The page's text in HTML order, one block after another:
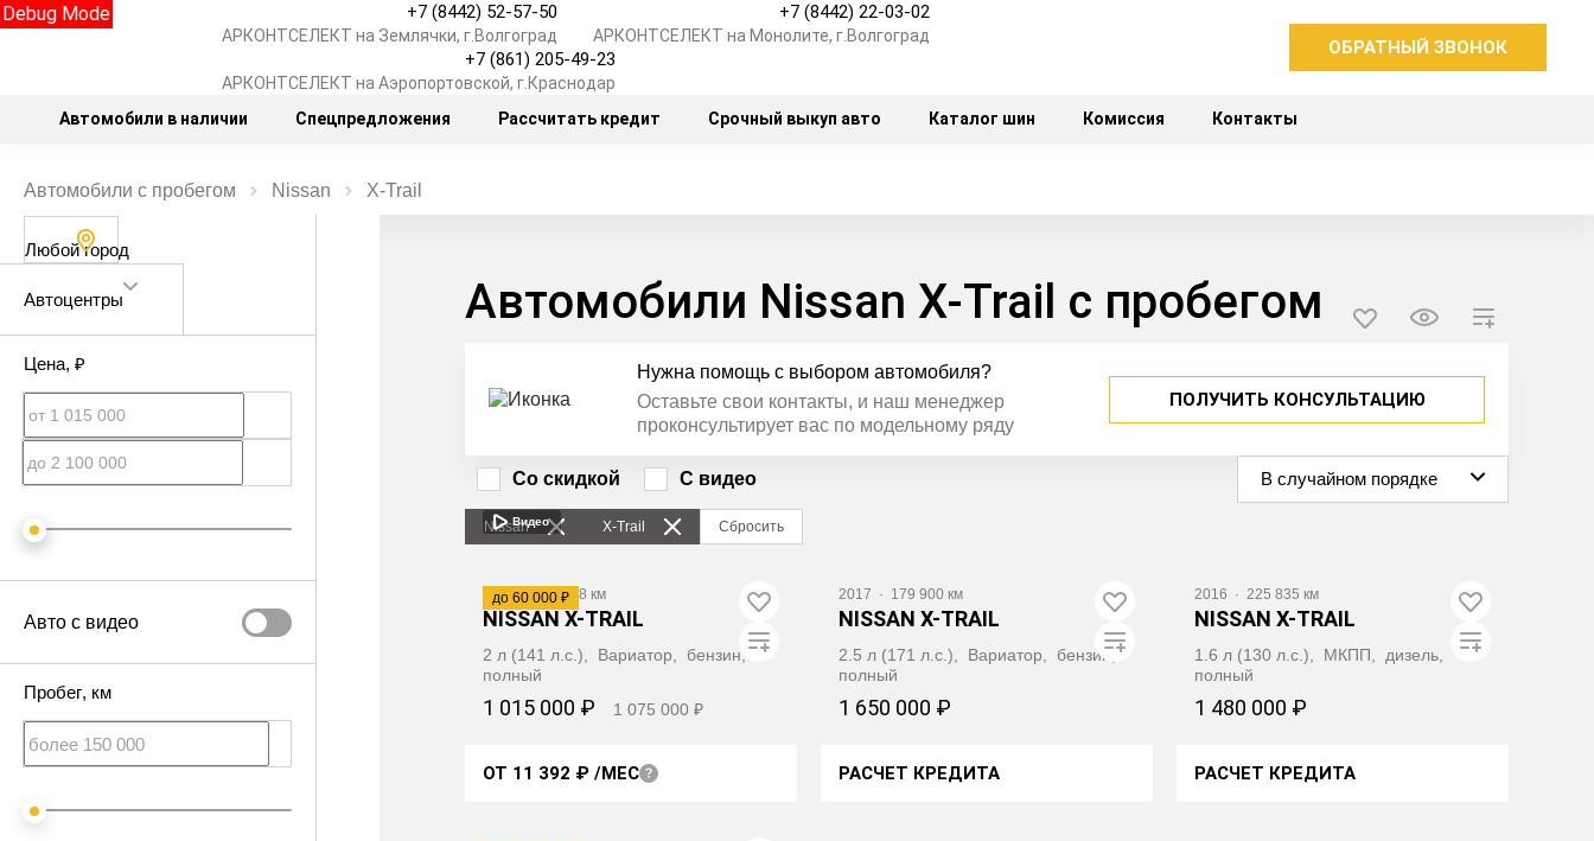
Debug Mode +7 (8442) 52-57-50
АРКОНТСЕЛЕКТ на Землячки, г.Волгоград
+7 (8442) 22-03-02
АРКОНТСЕЛЕКТ на Монолите, г.Волгоград
+7 (861) 205-49-23
АРКОНТСЕЛЕКТ на Аэропортовской, г.Краснодар
ОБРАТНЫЙ ЗВОНОК
Автомобили в наличии Спецпредложения Рассчитать кредит Срочный выкуп авто Каталог шин Комиссия Контакты
Автомобили с пробегом Nissan X‑Trail
Любой город
Автоцентры
Цена, ₽
Авто с видео
Пробег, км
Автомобили Nissan X‑Trail с пробегом
Нужна помощь с выбором автомобиля?
Оставьте свои контакты, и наш менеджер
проконсультирует вас по модельному ряду
ПОЛУЧИТЬ КОНСУЛЬТАЦИЮ
Nissan X‑Trail Сбросить
Со скидкой С видео В случайном порядке
до 60 000 ₽
Видео
2011· 246 918 км
NISSAN X-TRAIL
2 л (141 л.с.), Вариатор, бензин,
полный
1 015 000 ₽ 1 075 000 ₽
ОТ 11 392 ₽ /МЕС
2017 · 179 900 км
NISSAN X-TRAIL
2.5 л (171 л.с.), Вариатор, бензин,
полный
1 650 000 ₽
РАСЧЕТ КРЕДИТА
2016 · 225 835 км
NISSAN X-TRAIL
1.6 л (130 л.с.), МКПП, дизель,
полный
1 480 000 ₽
РАСЧЕТ КРЕДИТА